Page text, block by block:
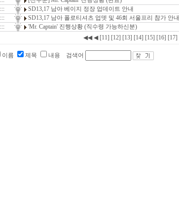
:::
SD13,17 남아 베이지 정장 업데이트 안내
:::
SD13,17 남아 폴로티셔츠 업뎃 및 46회 서울프리 참가 안내
:::
'Mr. Captain' 진행상황 (직수령 가능하신분)
◀◀ ◀ [11] [12] [13] [14] [15] [16] [17]
이름 제목 내용 검색어